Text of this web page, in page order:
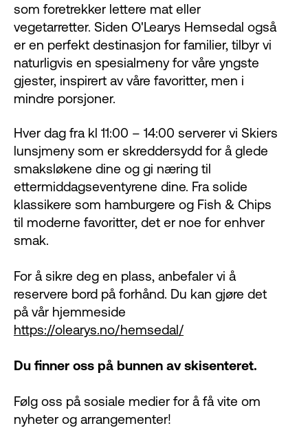
som foretrekker lettere mat eller
vegetarretter. Siden O'Learys Hemsedal også
er en perfekt destinasjon for familier, tilbyr vi
naturligvis en spesialmeny for våre yngste
gjester, inspirert av våre favoritter, men i
mindre porsjoner.
Hver dag fra kl 11:00 – 14:00 serverer vi Skiers
lunsjmeny som er skreddersydd for å glede
smaksløkene dine og gi næring til
ettermiddagseventyrene dine. Fra solide
klassikere som hamburgere og Fish & Chips
til moderne favoritter, det er noe for enhver
smak.
For å sikre deg en plass, anbefaler vi å
reservere bord på forhånd. Du kan gjøre det
på vår hjemmeside
https://olearys.no/hemsedal/
Du finner oss på bunnen av skisenteret.
Følg oss på sosiale medier for å få vite om
nyheter og arrangementer!